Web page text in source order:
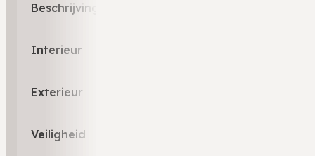
Beschrijving
Interieur
Exterieur
Veiligheid